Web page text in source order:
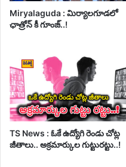
Miryalaguda : మిర్యాలగూడలో
ఛాత్రోన్ కీ గూంజ్..!
TS News : ఓకే ఉద్యోగి రెండు చోట్ల
జీతాలు.. అక్రమార్కుల గుట్టురట్టు..!